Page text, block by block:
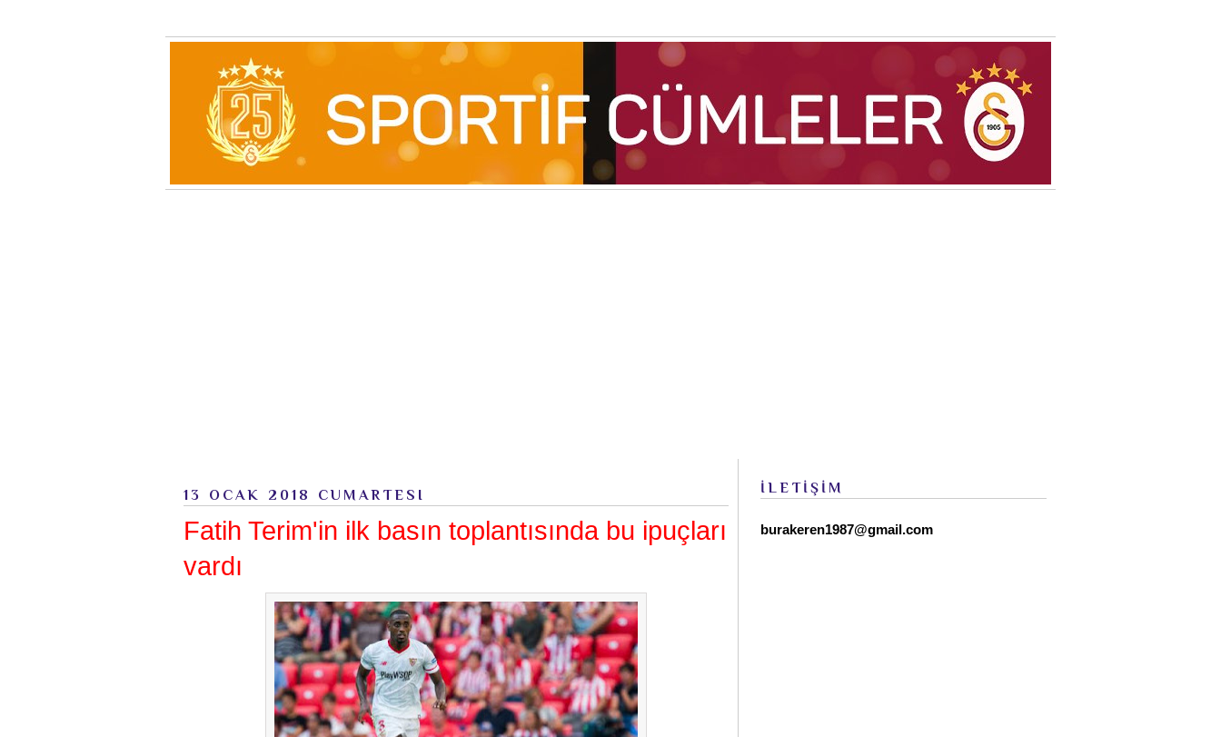
13 OCAK 2018 CUMARTESI
Fatih Terim'in ilk basın toplantısında bu ipuçları
vardı
İLETİŞİM
burakeren1987@gmail.com